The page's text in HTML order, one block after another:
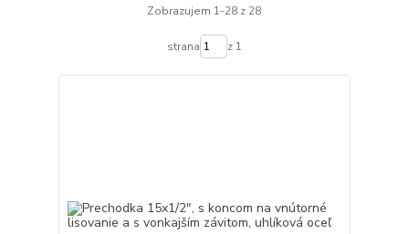
Zobrazujem 1-28 z 28
strana z 1